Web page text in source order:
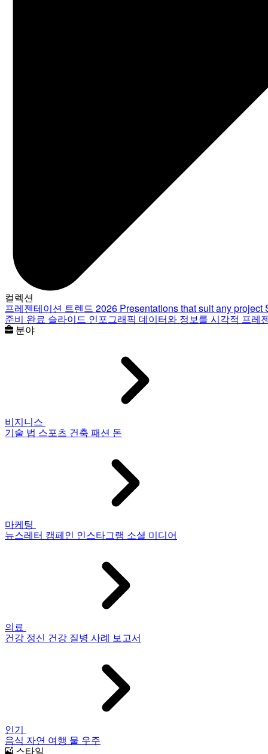
컬렉션
프레젠테이션 트렌드 2026 Presentations that suit any project
준비 완료 슬라이드 인포그래픽 데이터와 정보를 시각적 프레
분야
비지니스
기술 법 스포츠 건축 패션 돈
마케팅
뉴스레터 캠페인 인스타그램 소셜 미디어
의료
건강 정신 건강 질병 사례 보고서
인기
음식 자연 여행 물 우주
스타일